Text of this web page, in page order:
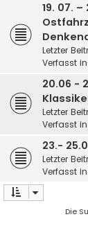
19. 07.
Letzter
Verfasst in
20.06 -
Letzter
Verfasst in
23.-
Letzter
Verfasst in
Die